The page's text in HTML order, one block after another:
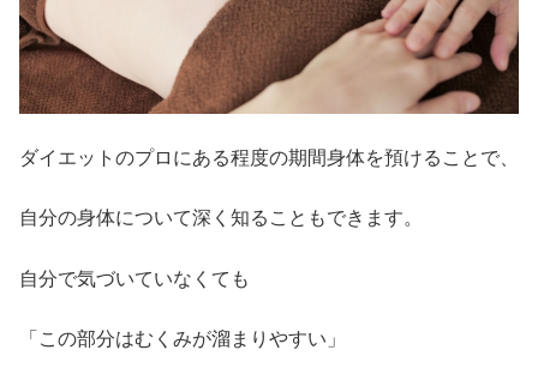
ダイエットのプロにある程度の期間身体を預けることで、
自分の身体について深く知ることもできます。
自分で気づいていなくても
「この部分はむくみが溜まりやすい」